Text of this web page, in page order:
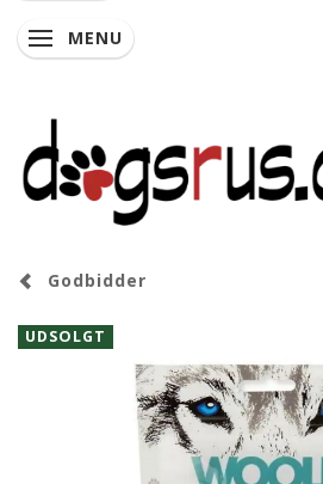
SKIFTE NAVIGATION
MENU
Godbidder
UDSOLGT